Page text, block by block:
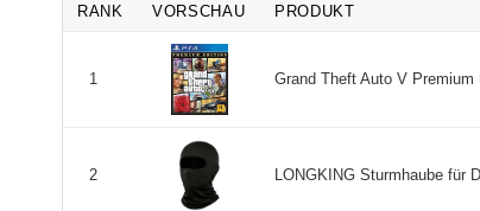
RANK VORSCHAU PRODUKT
1 Grand Theft Auto V Premium
2 LONGKING Sturmhaube für